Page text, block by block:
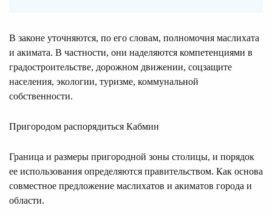
В законе уточняются, по его словам, полномочия маслихата
и акимата. В частности, они наделяются компетенциями в
градостроительстве, дорожном движении, соцзащите
населения, экологии, туризме, коммунальной
собственности.
Пригородом распорядиться Кабмин
Граница и размеры пригородной зоны столицы, и порядок
ее использования определяются правительством. Как основа
совместное предложение маслихатов и акиматов города и
области.